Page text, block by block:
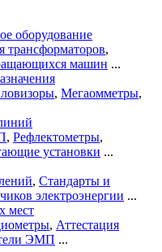
оборудование
трансформаторов,
машин ...
, Мегаомметры,
, Рефлектометры,
установки ...
, Стандарты и
электроэнергии ...
мест
, Аттестация
ЭМП ...